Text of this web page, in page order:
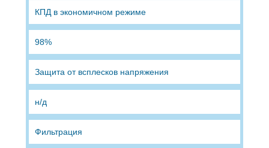
КПД в экономичном режиме
98%
Защита от всплесков напряжения
н/д
Фильтрация